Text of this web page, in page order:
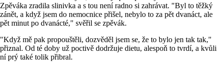
Zpěváka zradila slinivka a s tou není radno si zahrávat. "Byl to těžký
zánět, a když jsem do nemocnice přišel, nebylo to za pět dvanáct, ale
pět minut po dvanácté," svěřil se zpěvák.
"Když mě pak propouštěli, dozvěděl jsem se, že to bylo jen tak tak,"
přiznal. Od té doby už poctivě dodržuje dietu, alespoň to tvrdí, a kvůli
ní prý také tolik přibral.